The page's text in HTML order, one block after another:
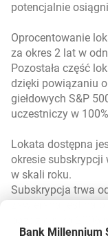
potencjalnie
Oprocentowanie
za okres 2 lat w
Pozostała część
dzięki powiązaniu
giełdowych S&P
uczestniczy w
Lokata dostępna
okresie subskrypcji
w skali roku.
Subskrypcja trwa
Bank Millennium